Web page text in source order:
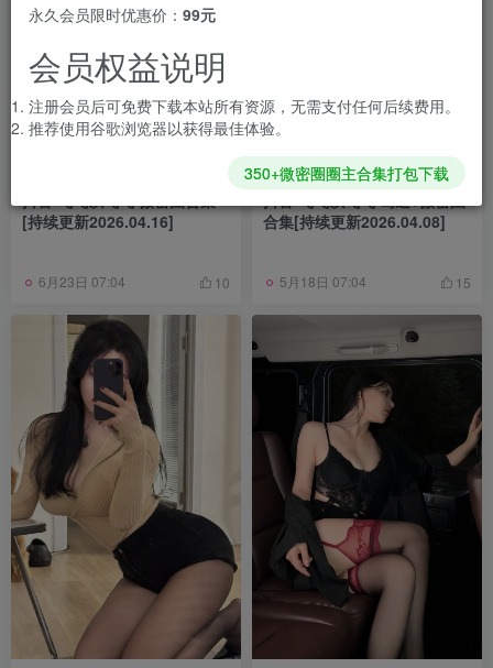
[持续更新2026.04.16]
6月23日 07:04 10
合集[持续更新2026.04.08]
5月18日 07:04 15
永久会员限时优惠价： 99元
会员权益说明
注册会员后可免费下载本站所有资源，无需支付任何后续费用。
推荐使用谷歌浏览器以获得最佳体验。
350+微密圈圈主合集打包下载